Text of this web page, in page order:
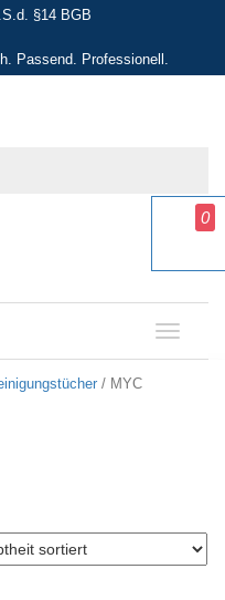
§14 BGB
Passend. Professionell.
T
o
i
/ MYC
0